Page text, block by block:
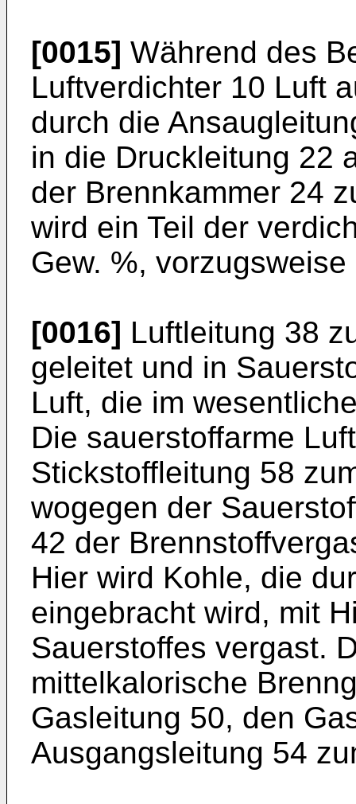
[0015] Während des
Luftverdichter 10 Luft
durch die
in die Druckleitung 22
der Brennkammer 24
wird ein Teil der
Gew. %,
[0016] Luftleitung 38
geleitet und in
Luft, die im
Die sauerstoffarme
Stickstoffleitung 58
wogegen der
42 der
Hier wird Kohle, die
eingebracht wird, mit
Sauerstoffes vergast.
mittelkalorische
Gasleitung 50, den
Ausgangsleitung 54